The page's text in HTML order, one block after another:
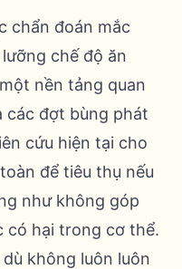
chẩn đoán mắc
chế độ ăn
nền tảng quan
các đợt bùng phát
cứu hiện tại cho
để tiêu thụ nếu
như không góp
có hại trong cơ thể.
không luôn luôn